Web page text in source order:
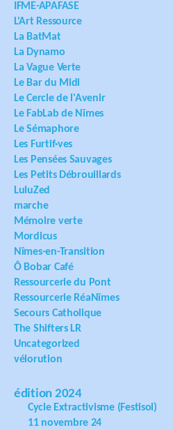
IFME-APAFASE
L'Art Ressource
La BatMat
La Dynamo
La Vague Verte
Le Bar du Midi
Le Cercle de l'Avenir
Le FabLab de Nîmes
Le Sémaphore
Les Furtif·ves
Les Pensées Sauvages
Les Petits Débrouillards
LuluZed
marche
Mémoire verte
Mordicus
Nîmes-en-Transition
Ô Bobar Café
Ressourcerie du Pont
Ressourcerie RéaNîmes
Secours Catholique
The Shifters LR
Uncategorized
vélorution
édition 2024
Cycle Extractivisme (Festisol)
11 novembre 24